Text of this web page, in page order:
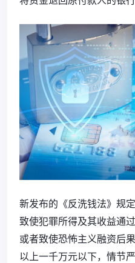
新发布的《反洗钱法》规
致使犯罪所得及其收益通
或者致使恐怖主义融资后
以上一千万元以下，情节